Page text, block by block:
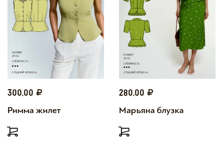
300,00
Римма жилет
280,00
Марьяна блузка